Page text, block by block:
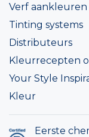
Verf aankleuren
Tinting systems
Distributeurs
Kleurrecepten
Your Style
Kleur
Eerste